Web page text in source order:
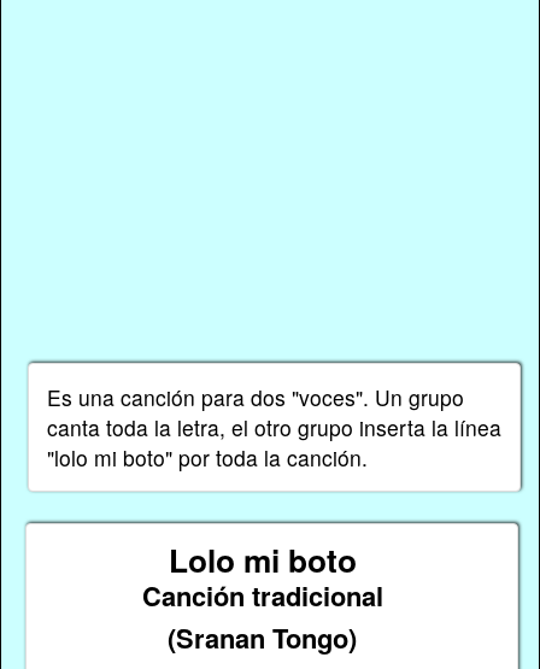
Es una canción para dos "voces". Un grupo
canta toda la letra, el otro grupo inserta la línea
"lolo mi boto" por toda la canción.
Lolo mi boto
Canción tradicional
(Sranan Tongo)